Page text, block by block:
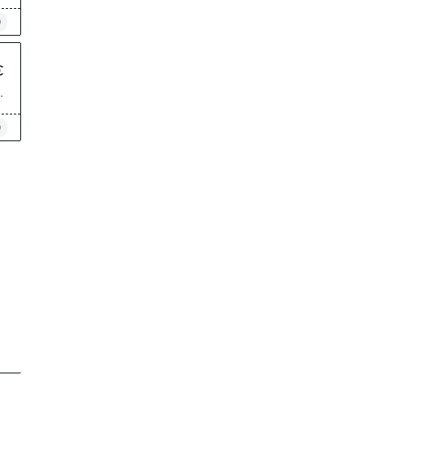
käyvät liian kovilla, uni on levotonta tai keho tuntuu jatkuvasti